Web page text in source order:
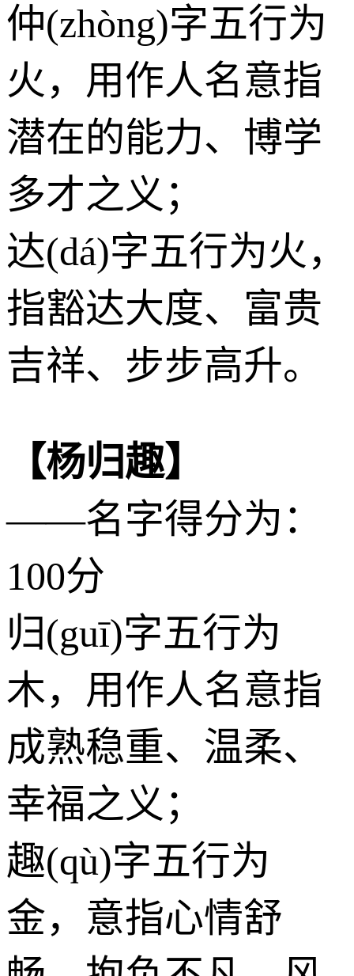
仲(zhòng)字五行为
火 ，用作人名意指
潜在的能力、博学
多才之义；
达(dá)字五行为火 ，
指豁达大度、富贵
吉祥、步步高升。
【杨归趣】
——名字得分为：
100分
归(guī)字五行为
木，用作人名意指
成熟稳重、温柔、
幸福之义；
趣(qù)字五行为
金，意指心情舒